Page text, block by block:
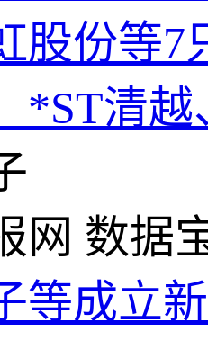
股份等7
*ST清越
网 数据
等成立